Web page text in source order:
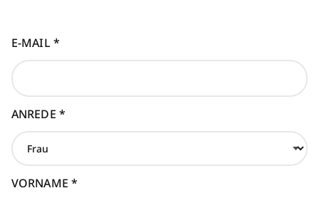
E-MAIL*
ANREDE *
VORNAME *